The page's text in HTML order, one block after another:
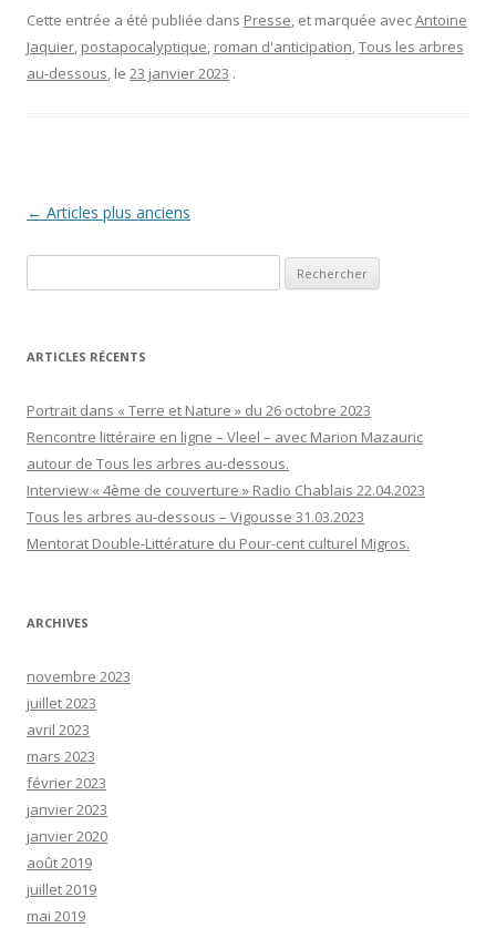
Cette entrée a été publiée dans Presse, et marquée avecAntoine
Jaquier, postapocalyptique, roman d'anticipation,Tous les arbres
au-dessous, le 23 janvier 2023 .
Navigation
← Articles plus anciens
ARTICLES RÉCENTS
Portrait dans « Terre et Nature » du 26 octobre 2023
Rencontre littéraire en ligne – Vleel – avec Marion Mazauric
autour de Tous les arbres au-dessous.
Interview « 4ème de couverture » Radio Chablais 22.04.2023
Tous les arbres au-dessous – Vigousse 31.03.2023
Mentorat Double-Littérature du Pour-cent culturel Migros.
ARCHIVES
novembre 2023
juillet 2023
avril 2023
mars 2023
février 2023
janvier 2023
janvier 2020
août 2019
juillet 2019
mai 2019